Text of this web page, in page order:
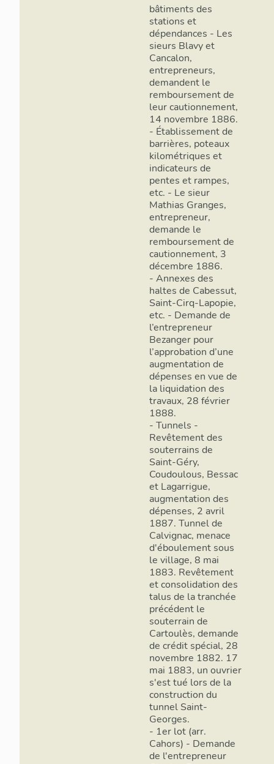
bâtiments des
stations et
dépendances - Les
sieurs Blavy et
Cancalon,
entrepreneurs,
demandent le
remboursement de
leur cautionnement,
14 novembre 1886.
- Établissement de
barrières, poteaux
kilométriques et
indicateurs de
pentes et rampes,
etc. - Le sieur
Mathias Granges,
entrepreneur,
demande le
remboursement de
cautionnement, 3
décembre 1886.
- Annexes des
haltes de Cabessut,
Saint-Cirq-Lapopie,
etc. - Demande de
l’entrepreneur
Bezanger pour
l’approbation d’une
augmentation de
dépenses en vue de
la liquidation des
travaux, 28 février
1888.
- Tunnels -
Revêtement des
souterrains de
Saint-Géry,
Coudoulous, Bessac
et Lagarrigue,
augmentation des
dépenses, 2 avril
1887. Tunnel de
Calvignac, menace
d'éboulement sous
le village, 8 mai
1883. Revêtement
et consolidation des
talus de la tranchée
précédent le
souterrain de
Cartoulès, demande
de crédit spécial, 28
novembre 1882. 17
mai 1883, un ouvrier
s'est tué lors de la
construction du
tunnel Saint-
Georges.
- 1er lot (arr.
Cahors) - Demande
de l'entrepreneur